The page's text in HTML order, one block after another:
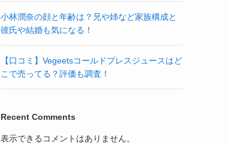
小林潤奈の顔と年齢は？兄や姉など家族構成と
彼氏や結婚も気になる！
【口コミ】Vegeetsコールドプレスジュースはど
こで売ってる？評価も調査！
Recent Comments
表示できるコメントはありません。